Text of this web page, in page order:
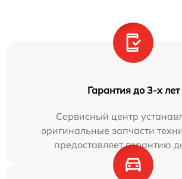
Гарантия до 3-х лет
Сервисный центр
оригинальные запчасти
предоставляет гарантию